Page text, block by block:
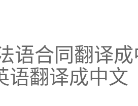
语合同翻译
语翻译成中文